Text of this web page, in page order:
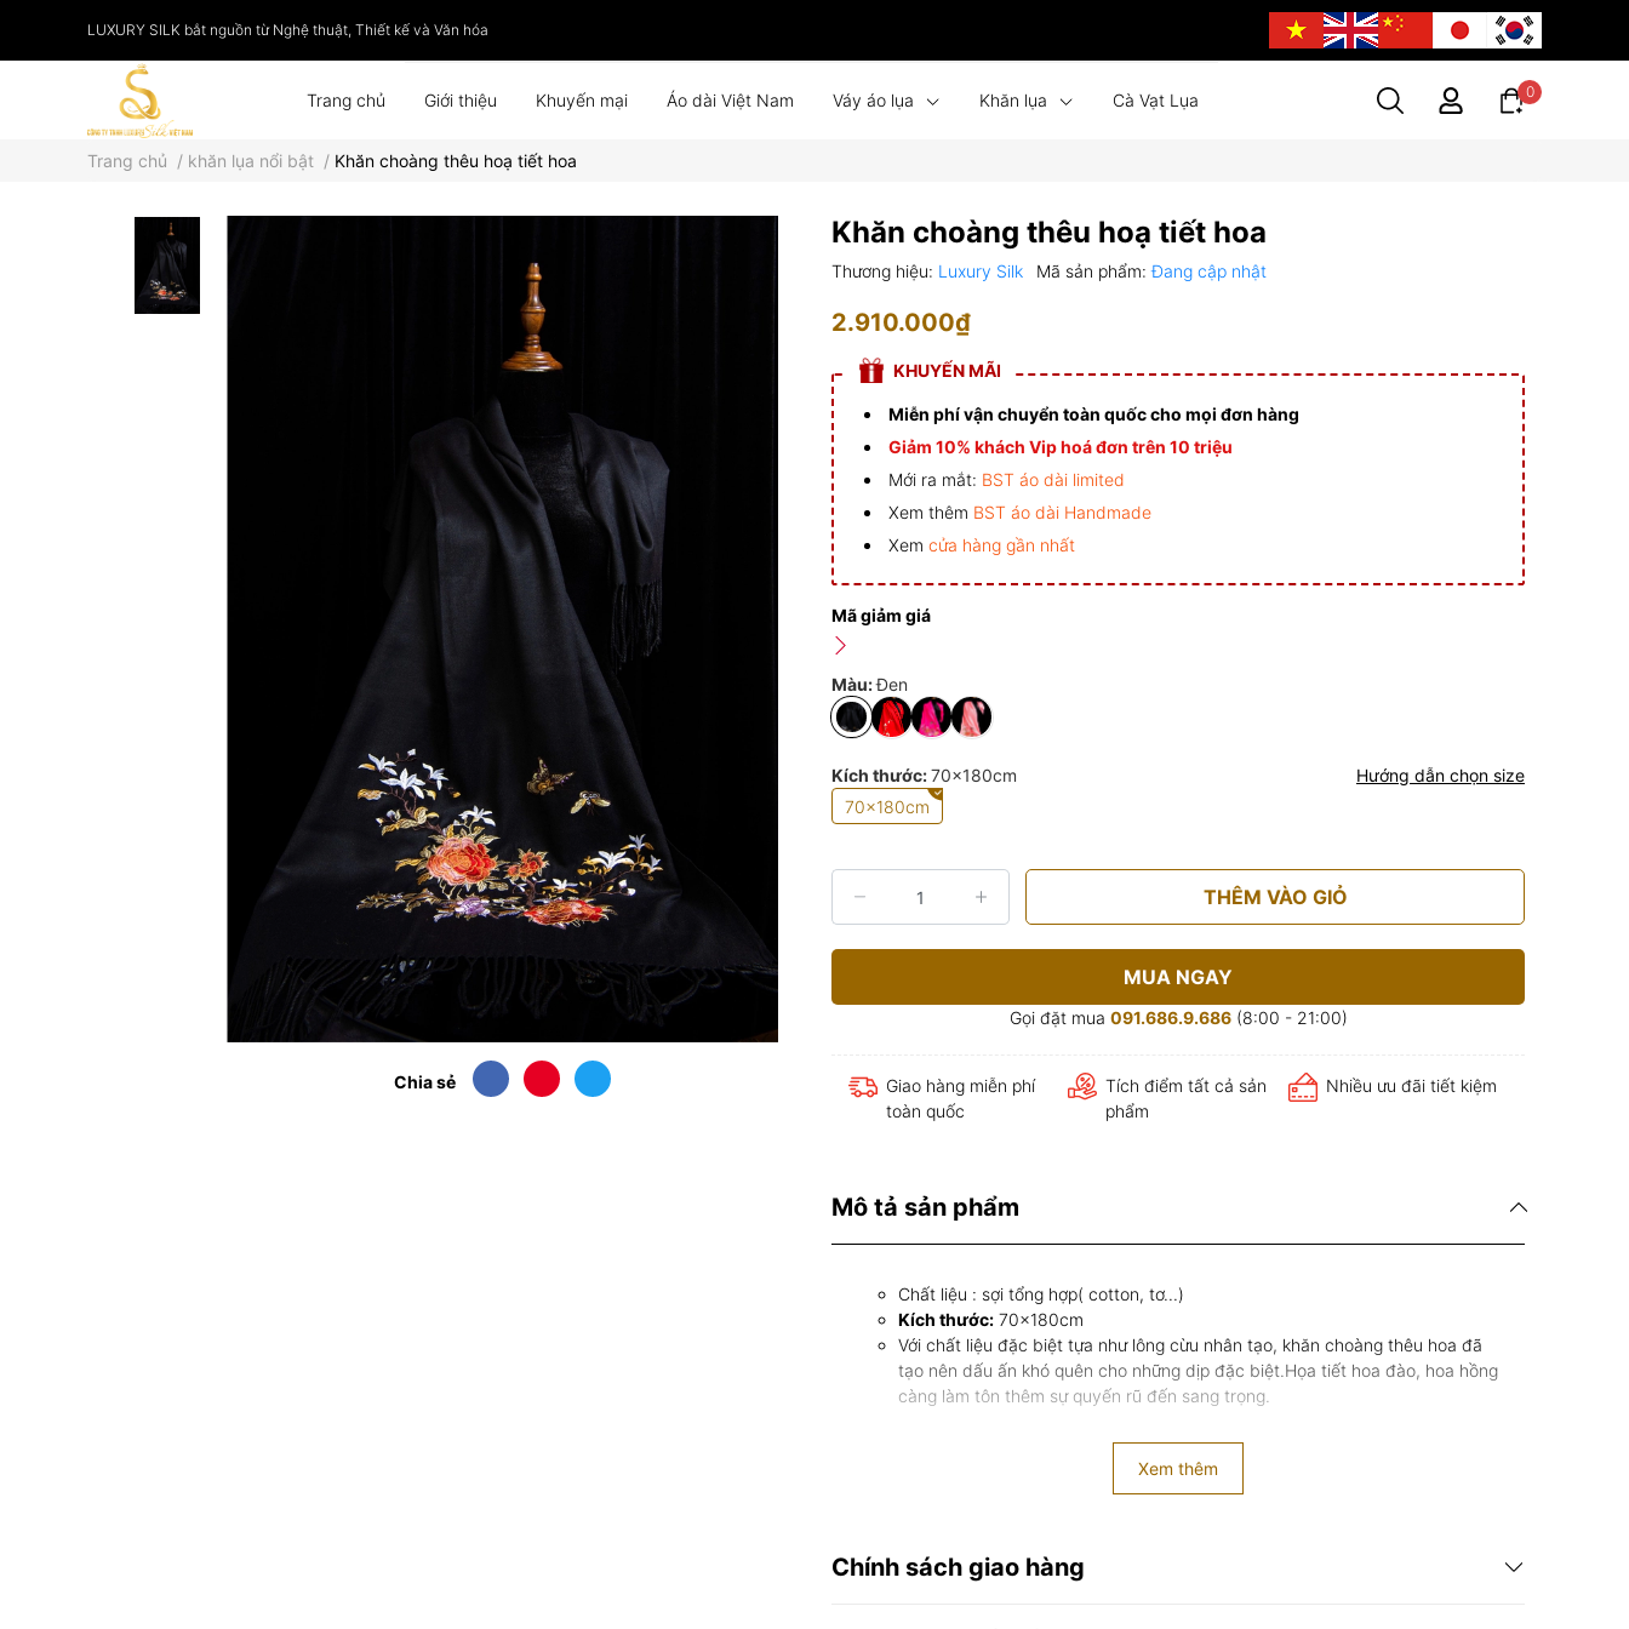
LUXURY SILK bắt nguồn từ Nghệ thuật, Thiết kế và Văn hóa
Trang chủ Giới thiệu Khuyến mại Áo dài Việt Nam Váy áo lụa Khăn lụa Cà Vạt Lụa
Phụ kiện Tranh lụa
0
Trang chủ / khăn lụa nổi bật / Khăn choàng thêu hoạ tiết hoa
Chia sẻ
Khăn choàng thêu hoạ tiết hoa
Thương hiệu: Luxury Silk Mã sản phẩm:Đang cập nhật
2.910.000₫
KHUYẾN MÃI
Miễn phí vận chuyển toàn quốc cho mọi đơn hàng
Giảm 10% khách Vip hoá đơn trên 10 triệu
Mới ra mắt: BST áo dài limited
Xem thêm BST áo dài Handmade
Xem cửa hàng gần nhất
Mã giảm giá
Màu:Đen
Kích thước:70x180cm
Hướng dẫn chọn size
70x180cm
THÊM VÀO GIỎ
MUA NGAY
Gọi đặt mua 091.686.9.686(8:00 - 21:00)
Giao hàng miễn phí
toàn quốc
Tích điểm tất cả sản
phẩm
Nhiều ưu đãi tiết kiệm
Mô tả sản phẩm
Chất liệu : sợi tổng hợp( cotton, tơ...)
Kích thước: 70x180cm
Với chất liệu đặc biệt tựa như lông cừu nhân tạo, khăn choàng thêu hoa đã
tạo nên dấu ấn khó quên cho những dịp đặc biệt.Họa tiết hoa đào, hoa hồng
càng làm tôn thêm sự quyến rũ đến sang trọng.
Xem thêm
Chính sách giao hàng